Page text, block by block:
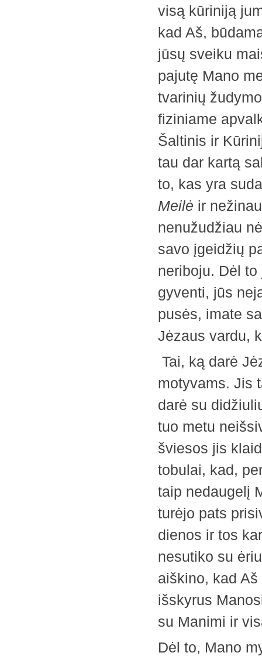
visą kūriniją
kad Aš,
jūsų sveiku
pajutę Mano
tvarinių
fiziniame
Šaltinis ir
tau dar kartą
to, kas yra
Meilė ir
­nenužudžiau
savo ­įgeidžių
neriboju. Dėl
gyventi, jūs
pusės, imate
Jėzaus vardu,
Tai, ką darė
motyvams. Jis
darė su
tuo metu
šviesos jis
tobulai, kad,
taip nedaugelį
turėjo pats
dienos ir tos
nesutiko su
aiškino, kad
išskyrus
su Manimi ir
Dėl to, Mano